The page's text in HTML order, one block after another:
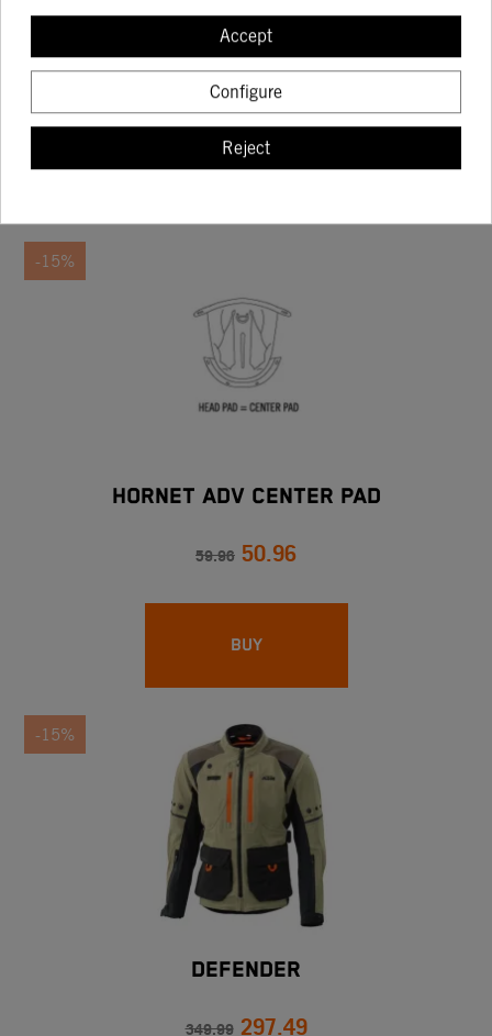
SOCKS LONG TOURING
19.97 16.97
BUY
-15%
HORNET ADV CENTER PAD
59.96 50.96
BUY
-15%
DEFENDER
Accept
Configure
Reject